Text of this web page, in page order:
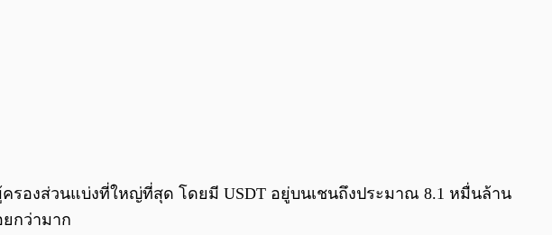
ครองส่วนแบ่งที่ใหญ่ที่สุด โดยมี USDT อยู่บนเชนถึงประมาณ 8.1 หมื่นล้าน
กว่ามาก